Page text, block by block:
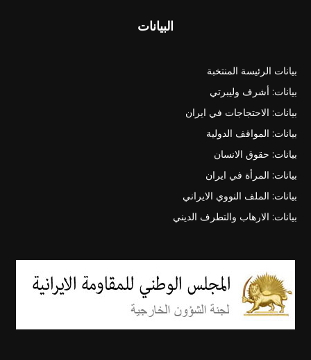
البيانات
بيانات الرئيسة المنتخبة
بيانات: أشرف وليبرتي
بيانات: الاحتجاجات في ايران
بيانات: المواقف الدولية
بيانات: حقوق الانسان
بيانات: المرأة في ايران
بيانات: الملف النووي الايراني
بيانات: الارهاب والتطرف الديني